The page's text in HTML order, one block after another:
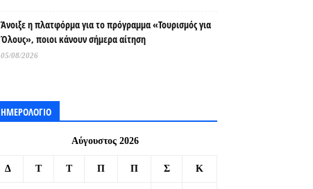
Άνοιξε η πλατφόρμα για το πρόγραμμα «Τουρισμός για
Όλους», ποιοι κάνουν σήμερα αίτηση
05/08/2026
ΗΜΕΡΟΛΟΓΙΟ
Αύγουστος 2026
Δ Τ Τ Π Π Σ Κ